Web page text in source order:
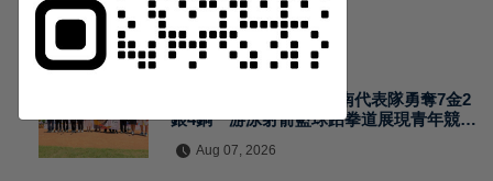
熱門新聞
2026國際少年運動會台南代表隊勇奪7金2
銀4銅 游泳射箭籃球跆拳道展現青年競技
Aug 07, 2026
訂閱